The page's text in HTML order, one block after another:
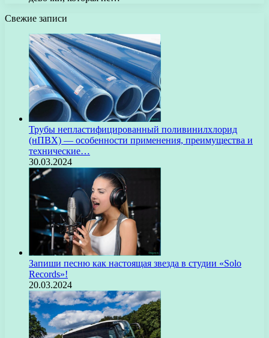
Свежие записи
Трубы непластифицированный поливинилхлорид
(нПВХ) — особенности применения, преимущества и
технические…
30.03.2024
Запиши песню как настоящая звезда в студии «Solo
Records»!
20.03.2024